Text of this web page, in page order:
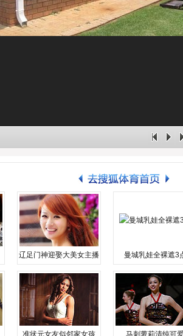
辽足门神迎娶大美女主播 曼城乳娃全裸遮3
准状元女友似邻家女孩 马刺萝莉清纯可